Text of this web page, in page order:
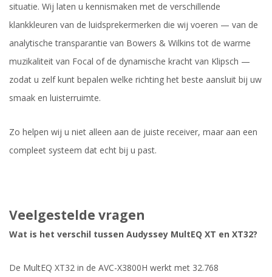
situatie. Wij laten u kennismaken met de verschillende
klankkleuren van de luidsprekermerken die wij voeren — van de
analytische transparantie van Bowers & Wilkins tot de warme
muzikaliteit van Focal of de dynamische kracht van Klipsch —
zodat u zelf kunt bepalen welke richting het beste aansluit bij uw
smaak en luisterruimte.
Zo helpen wij u niet alleen aan de juiste receiver, maar aan een
compleet systeem dat echt bij u past.
Veelgestelde vragen
Wat is het verschil tussen Audyssey MultEQ XT en XT32?
De MultEQ XT32 in de AVC-X3800H werkt met 32.768